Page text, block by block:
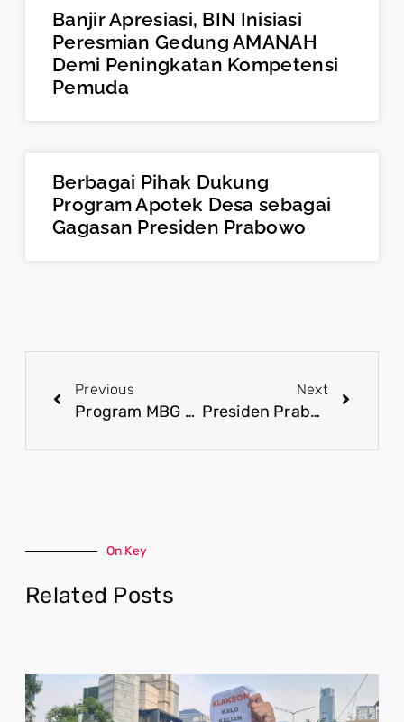
Banjir Apresiasi, BIN Inisiasi
Peresmian Gedung AMANAH
Demi Peningkatan Kompetensi
Pemuda
Berbagai Pihak Dukung
Program Apotek Desa sebagai
Gagasan Presiden Prabowo
Previous
Program MBG Gerakkan UMKM, Perkuat Rantai Pasok dan Dorong Pertumbuhan Ekonomi Daerah
Next
Presiden Prabowo Dorong Kerja Sama RI-India Lebih Konkret dan Berdampak
On Key
Related Posts